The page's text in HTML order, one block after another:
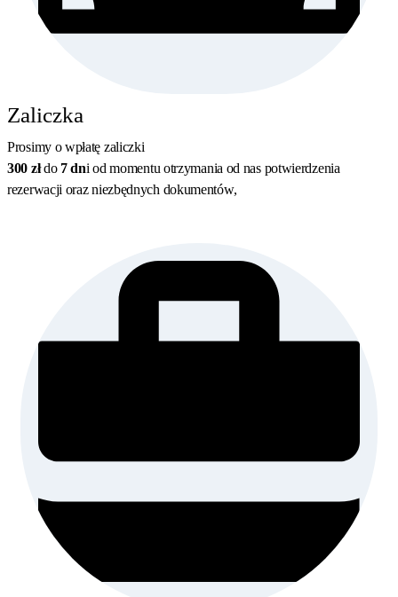
Zaliczka
Prosimy o wpłatę zaliczki
300 złdo 7 dni od momentu otrzymania od nas potwierdzenia
rezerwacji oraz niezbędnych dokumentów,